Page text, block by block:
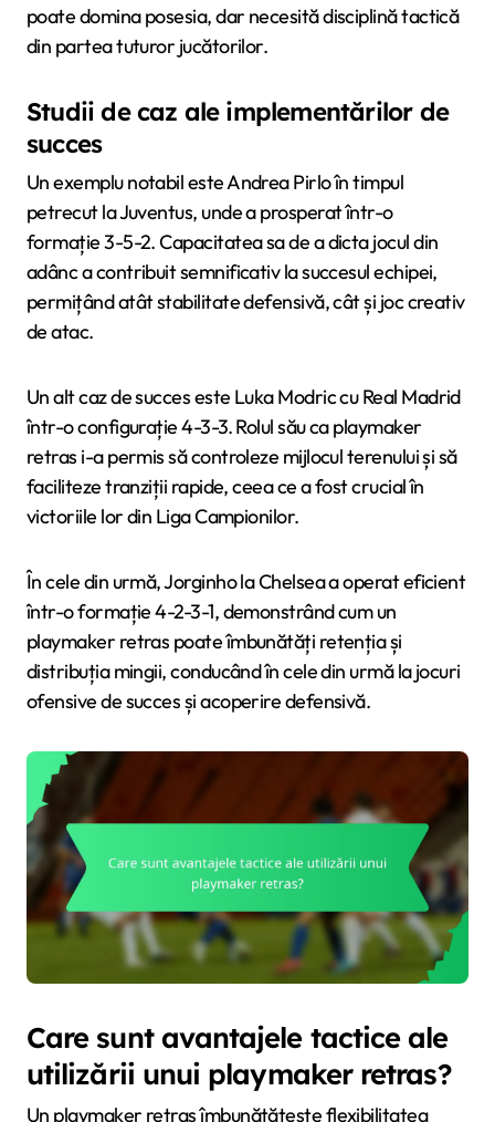
poate domina posesia, dar necesită disciplină tactică
din partea tuturor jucătorilor.
Studii de caz ale implementărilor de
succes
Un exemplu notabil este Andrea Pirlo în timpul
petrecut la Juventus, unde a prosperat într-o
formație 3-5-2. Capacitatea sa de a dicta jocul din
adânc a contribuit semnificativ la succesul echipei,
permițând atât stabilitate defensivă, cât și joc creativ
de atac.
Un alt caz de succes este Luka Modric cu Real Madrid
într-o configurație 4-3-3. Rolul său ca playmaker
retras i-a permis să controleze mijlocul terenului și să
faciliteze tranziții rapide, ceea ce a fost crucial în
victoriile lor din Liga Campionilor.
În cele din urmă, Jorginho la Chelsea a operat eficient
într-o formație 4-2-3-1, demonstrând cum un
playmaker retras poate îmbunătăți retenția și
distribuția mingii, conducând în cele din urmă la jocuri
ofensive de succes și acoperire defensivă.
Care sunt avantajele tactice ale
utilizării unui playmaker retras?
Un playmaker retras îmbunătățește flexibilitatea